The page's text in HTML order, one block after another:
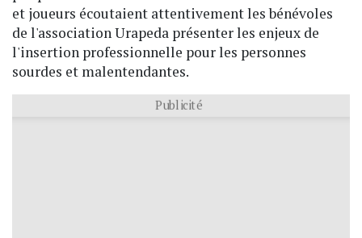
et joueurs écoutaient attentivement les bénévoles
de l'association Urapeda présenter les enjeux de
l'insertion professionnelle pour les personnes
sourdes et malentendantes.
Publicité